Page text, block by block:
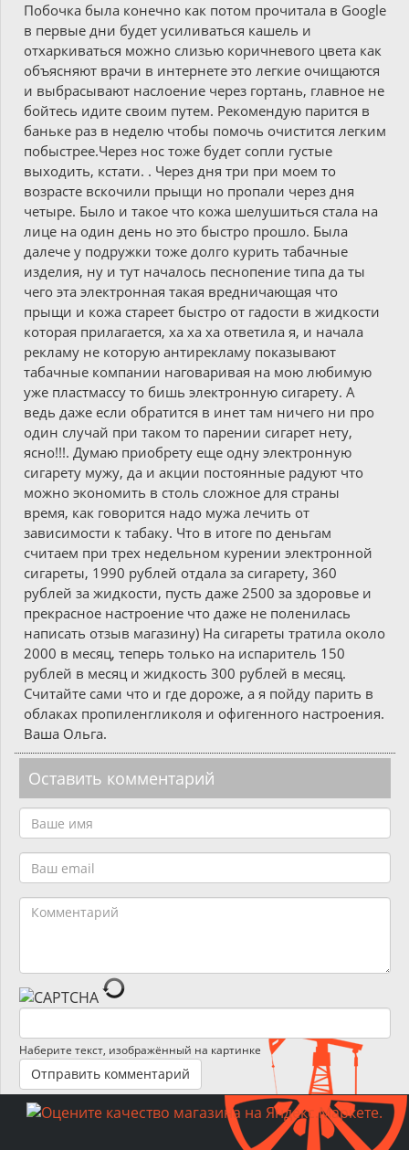
Побочка была конечно как потом прочитала в Google
в первые дни будет усиливаться кашель и
отхаркиваться можно слизью коричневого цвета как
объясняют врачи в интернете это легкие очищаются
и выбрасывают наслоение через гортань, главное не
бойтесь идите своим путем. Рекомендую парится в
баньке раз в неделю чтобы помочь очистится легким
побыстрее.Через нос тоже будет сопли густые
выходить, кстати. . Через дня три при моем то
возрасте вскочили прыщи но пропали через дня
четыре. Было и такое что кожа шелушиться стала на
лице на один день но это быстро прошло. Была
далече у подружки тоже долго курить табачные
изделия, ну и тут началось песнопение типа да ты
чего эта электронная такая вредничающая что
прыщи и кожа стареет быстро от гадости в жидкости
которая прилагается, ха ха ха ответила я, и начала
рекламу не которую антирекламу показывают
табачные компании наговаривая на мою любимую
уже пластмассу то бишь электронную сигарету. А
ведь даже если обратится в инет там ничего ни про
один случай при таком то парении сигарет нету,
ясно!!!. Думаю приобрету еще одну электронную
сигарету мужу, да и акции постоянные радуют что
можно экономить в столь сложное для страны
время, как говорится надо мужа лечить от
зависимости к табаку. Что в итоге по деньгам
считаем при трех недельном курении электронной
сигареты, 1990 рублей отдала за сигарету, 360
рублей за жидкости, пусть даже 2500 за здоровье и
прекрасное настроение что даже не поленилась
написать отзыв магазину) На сигареты тратила около
2000 в месяц, теперь только на испаритель 150
рублей в месяц и жидкость 300 рублей в месяц.
Считайте сами что и где дороже, а я пойду парить в
облаках пропиленгликоля и офигенного настроения.
Ваша Ольга.
Оставить комментарий
Наберите текст, изображённый на картинке